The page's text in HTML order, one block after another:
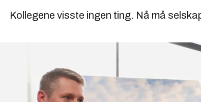
Kollegene visste ingen ting. Nå må